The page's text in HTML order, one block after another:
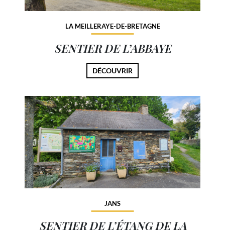
LA MEILLERAYE-DE-BRETAGNE
SENTIER DE L’ABBAYE
DÉCOUVRIR
JANS
SENTIER DE L’ÉTANG DE LA